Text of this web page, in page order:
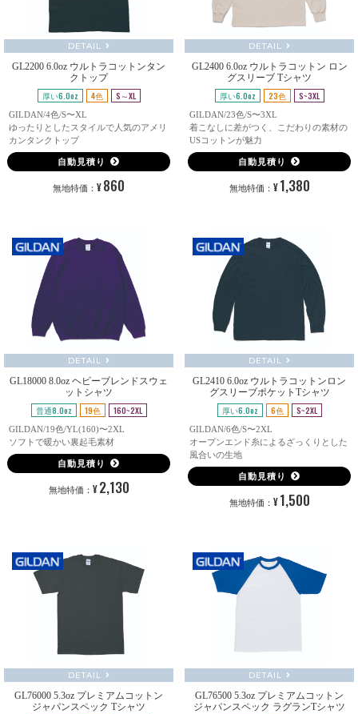
DETAIL
GL2200 6.0oz ウルトラコットンタン
クトップ
厚い6.0oz 4色 S～XL
GILDAN/4色/S〜XL
ゆったりとしたスタイルで人気のアメリ
カンタンクトップ
自動見積り
無地特価：¥ 860
DETAIL
GL2400 6.0oz ウルトラコットン ロン
グスリーブ Tシャツ
厚い6.0oz 23色 S~3XL
GILDAN/23色/S〜3XL
着こなしに差がつく、こだわりの素材の
USコットンが魅力
自動見積り
無地特価： ¥ 1,380
DETAIL
GL18000 8.0oz ヘビーブレンドスウェ
ットシャツ
普通8.0oz 19色 160~2XL
GILDAN/19色/YL(160)〜2XL
ソフトで暖かい裏起毛素材
自動見積り
無地特価： ¥ 2,130
DETAIL
GL2410 6.0oz ウルトラコットンロン
グスリーブポケットTシャツ
厚い6.0oz 6色 S~2XL
GILDAN/6色/S〜2XL
オープンエンド糸によるざっくりとした
風合いの生地
自動見積り
無地特価： ¥ 1,500
DETAIL
GL76000 5.3oz プレミアムコットン
ジャパンスペック Tシャツ
DETAIL
GL76500 5.3oz プレミアムコットン
ジャパンスペック ラグランTシャツ